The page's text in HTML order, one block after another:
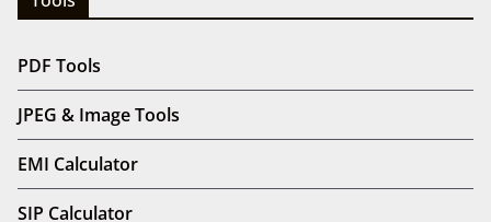
PDF Tools
JPEG & Image Tools
EMI Calculator
SIP Calculator